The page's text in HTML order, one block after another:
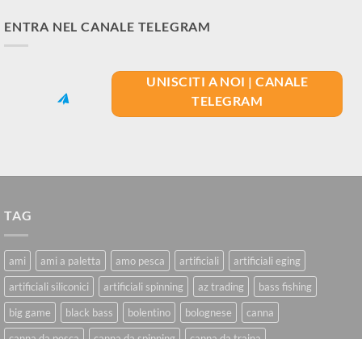
ENTRA NEL CANALE TELEGRAM
UNISCITI A NOI | CANALE
TELEGRAM
TAG
ami ami a paletta amo pesca artificiali
artificiali eging
artificiali siliconici
artificiali spinning az trading
bass fishing
big game
black bass bolentino bolognese
canna